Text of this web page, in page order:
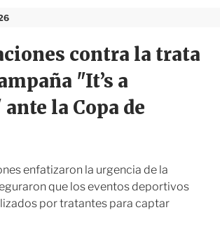
a
i
contra la trata
"It’s a
la Copa de
enfatizaron la urgencia de la
que los eventos deportivos
por tratantes para captar